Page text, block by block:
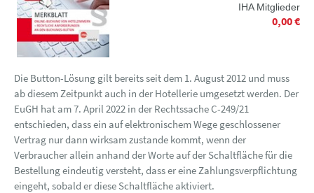
IHA Mitglieder
0,00 €
Die Button-Lösung gilt bereits seit dem 1. August 2012 und muss
ab diesem Zeitpunkt auch in der Hotellerie umgesetzt werden. Der
EuGH hat am 7. April 2022 in der Rechtssache C-249/21
entschieden, dass ein auf elektronischem Wege geschlossener
Vertrag nur dann wirksam zustande kommt, wenn der
Verbraucher allein anhand der Worte auf der Schaltfläche für die
Bestellung eindeutig versteht, dass er eine Zahlungsverpflichtung
eingeht, sobald er diese Schaltfläche aktiviert.